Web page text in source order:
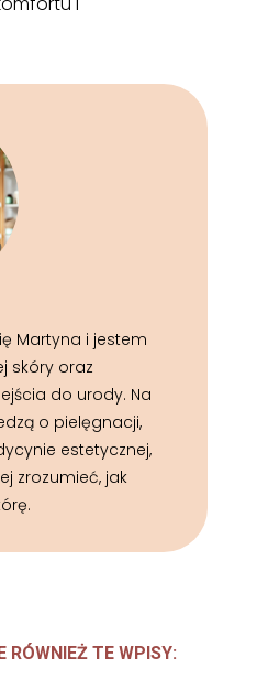
Martyna i jestem
skóry oraz
do urody. Na
o pielęgnacji,
estetycznej,
zrozumieć, jak
RÓWNIEŻ TE WPISY: